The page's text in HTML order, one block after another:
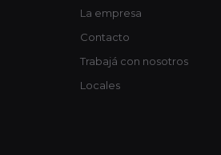
La empresa
Contacto
Trabajá con nosotros
Locales